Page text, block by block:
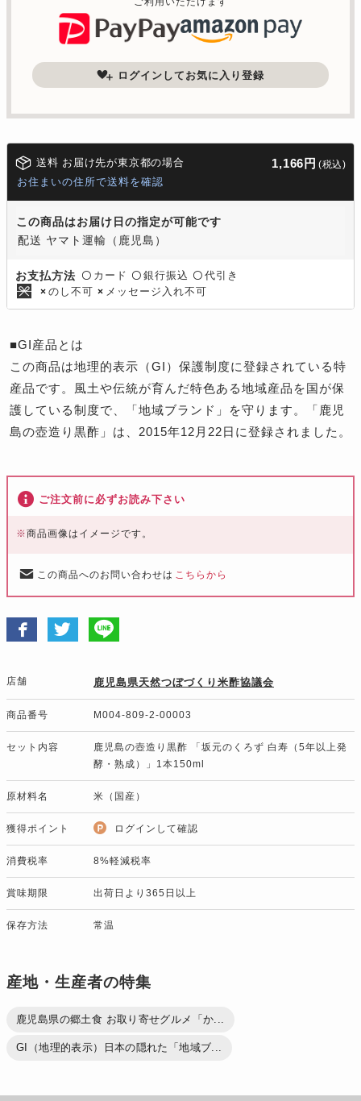
ログインしてお気に入り登録
送料 お届け先が東京都の場合 1,166円 (税込)
お住まいの住所で送料を確認
この商品はお届け日の指定が可能です
配送 ヤマト運輸（鹿児島）
お支払方法 〇 カード 〇 銀行振込 〇 代引き
× のし不可 × メッセージ入れ不可
■GI産品とは
この商品は地理的表示（GI）保護制度に登録されている特
産品です。風土や伝統が育んだ特色ある地域産品を国が保
護している制度で、「地域ブランド」を守ります。「鹿児
島の壺造り黒酢」は、2015年12月22日に登録されました。
ご注文前に必ずお読み下さい
※商品画像はイメージです。
この商品へのお問い合わせは こちらから
店舗 鹿児島県天然つぼづくり米酢協議会
商品番号 M004-809-2-00003
セット内容
鹿児島の壺造り黒酢 「坂元のくろず 白寿（5年以上発
酵・熟成）」1本150ml
原材料名 米（国産）
獲得ポイント ログインして確認
消費税率 8%軽減税率
賞味期限 出荷日より365日以上
保存方法 常温
産地・生産者の特集
鹿児島県の郷土食 お取り寄せグルメ「か...
GI（地理的表示）日本の隠れた「地域ブ...